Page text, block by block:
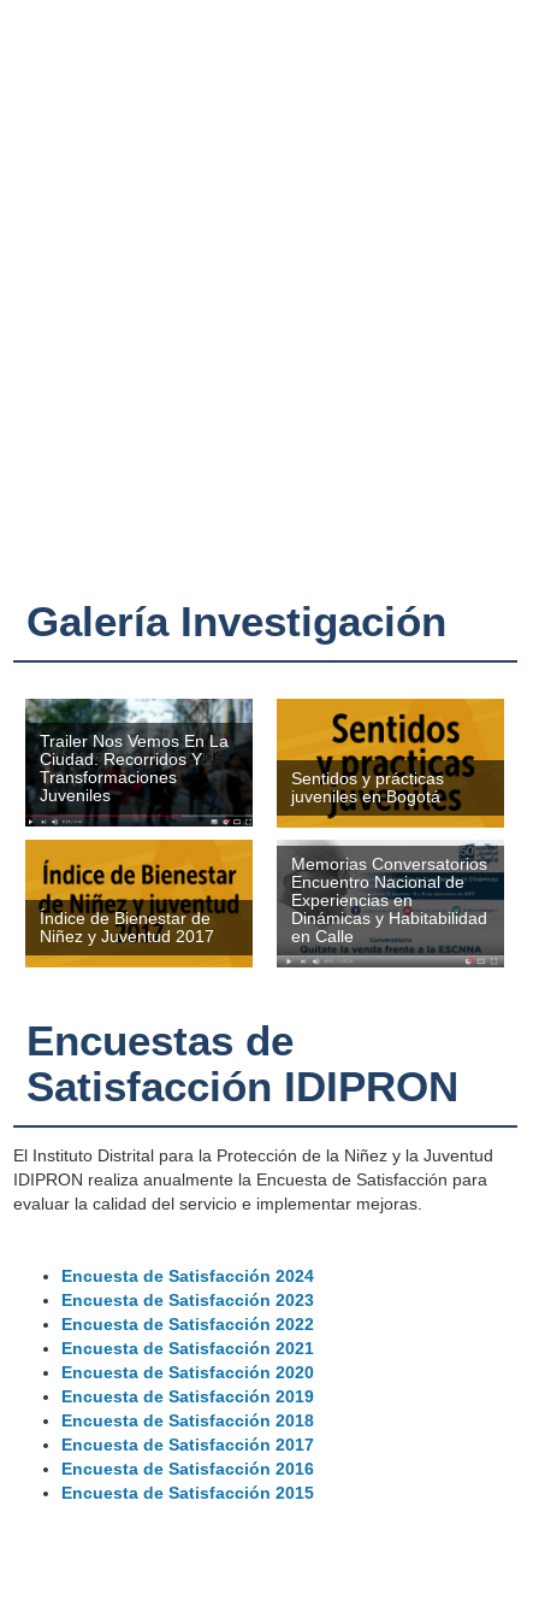
Galería Investigación
Trailer Nos Vemos En La
Ciudad. Recorridos Y
Transformaciones
Juveniles
Sentidos y prácticas
juveniles en Bogotá
Índice de Bienestar de
Niñez y Juventud 2017
Memorias Conversatorios
Encuentro Nacional de
Experiencias en
Dinámicas y Habitabilidad
en Calle
Encuestas de
Satisfacción IDIPRON
El Instituto Distrital para la Protección de la Niñez y la Juventud
IDIPRON realiza anualmente la Encuesta de Satisfacción para
evaluar la calidad del servicio e implementar mejoras.
Encuesta de Satisfacción 2024
Encuesta de Satisfacción 2023
Encuesta de Satisfacción 2022
Encuesta de Satisfacción 2021
Encuesta de Satisfacción 2020
Encuesta de Satisfacción 2019
Encuesta de Satisfacción 2018
Encuesta de Satisfacción 2017
Encuesta de Satisfacción 2016
Encuesta de Satisfacción 2015